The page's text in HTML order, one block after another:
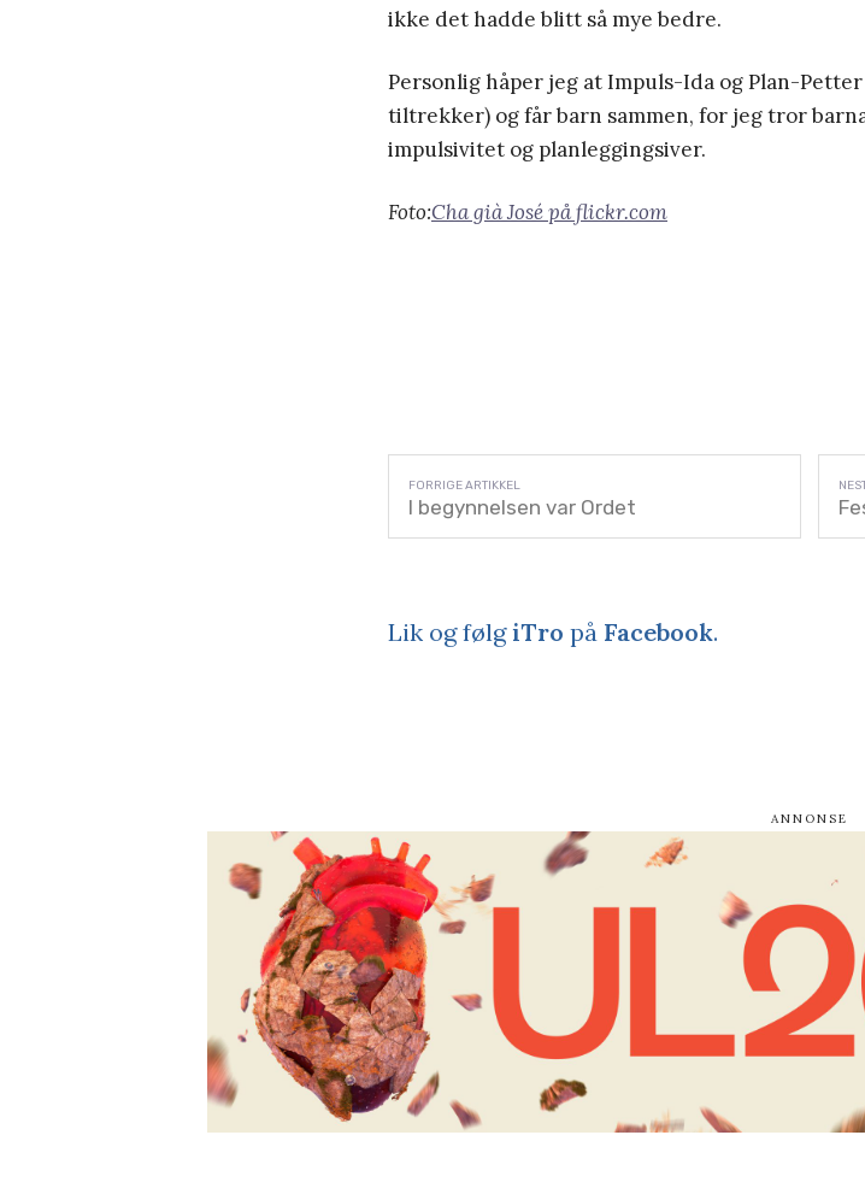
ikke det hadde blitt så mye bedre.
Personlig håper jeg at Impuls-Ida og Plan-
tiltrekker) og får barn sammen, for jeg tror
impulsivitet og planleggingsiver.
Foto:Cha già José på flickr.com
I begynnelsen var Ordet
Lik og følgiTro på Facebook.